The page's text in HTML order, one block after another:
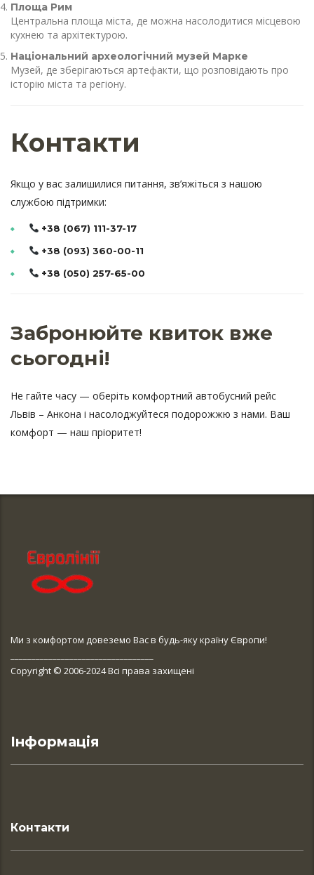
Площа Рим
Центральна площа міста, де можна насолодитися місцевою
кухнею та архітектурою.
Національний археологічний музей Марке
Музей, де зберігаються артефакти, що розповідають про
історію міста та регіону.
Контакти
Якщо у вас залишилися питання, зв’яжіться з нашою
службою підтримки:
+38 (067) 111-37-17
+38 (093) 360-00-11
+38 (050) 257-65-00
Забронюйте квиток вже
сьогодні!
Не гайте часу — оберіть комфортний автобусний рейс
Львів – Анкона і насолоджуйтеся подорожжю з нами. Ваш
комфорт — наш пріоритет!
Ми з комфортом довеземо Вас в будь-яку країну Європи!
Copyright © 2006-2024 Всі права захищені
Інформація
Контакти